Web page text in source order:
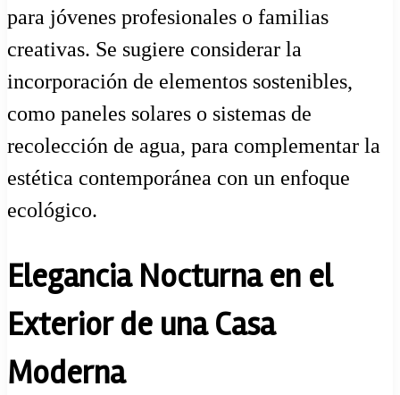
para jóvenes profesionales o familias
creativas. Se sugiere considerar la
incorporación de elementos sostenibles,
como paneles solares o sistemas de
recolección de agua, para complementar la
estética contemporánea con un enfoque
ecológico.
Elegancia Nocturna en el
Exterior de una Casa
Moderna